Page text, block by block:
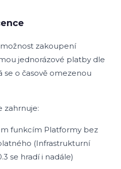
možnost zakoupení
jednorázové platby dle
o časově omezenou
zahrnuje:
funkcím Platformy bez
(Infrastrukturní
se hradí i nadále)